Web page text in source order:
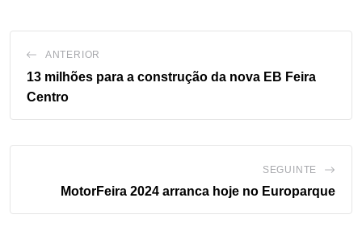
ANTERIOR
13 milhões para a construção da nova EB Feira
Centro
SEGUINTE
MotorFeira 2024 arranca hoje no Europarque